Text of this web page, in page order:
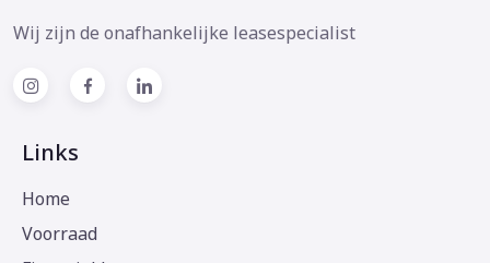
Wij zijn de onafhankelijke leasespecialist
Links
Home
Voorraad